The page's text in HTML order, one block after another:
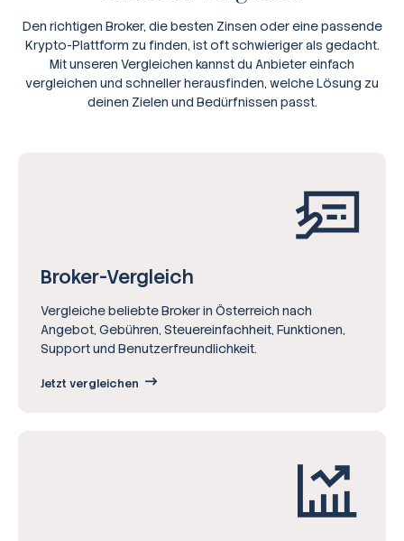
Den richtigen Broker, die besten Zinsen oder eine passende
Krypto-Plattform zu finden, ist oft schwieriger als gedacht.
Mit unseren Vergleichen kannst du Anbieter einfach
vergleichen und schneller herausfinden, welche Lösung zu
deinen Zielen und Bedürfnissen passt.
Broker-Vergleich
Vergleiche beliebte Broker in Österreich nach
Angebot, Gebühren, Steuereinfachheit, Funktionen,
Support und Benutzerfreundlichkeit.
Jetzt vergleichen